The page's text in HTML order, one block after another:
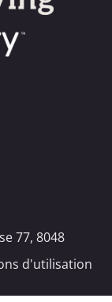
77, 8048
d'utilisation